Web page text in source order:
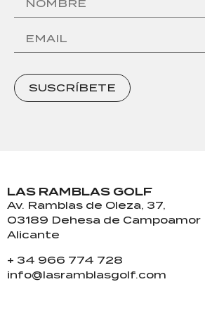
SUSCRÍBETE
LAS RAMBLAS GOLF
Av. Ramblas de Oleza, 37,
03189 Dehesa de Campoamor
Alicante
+ 34 966 774 728
info@lasramblasgolf.com